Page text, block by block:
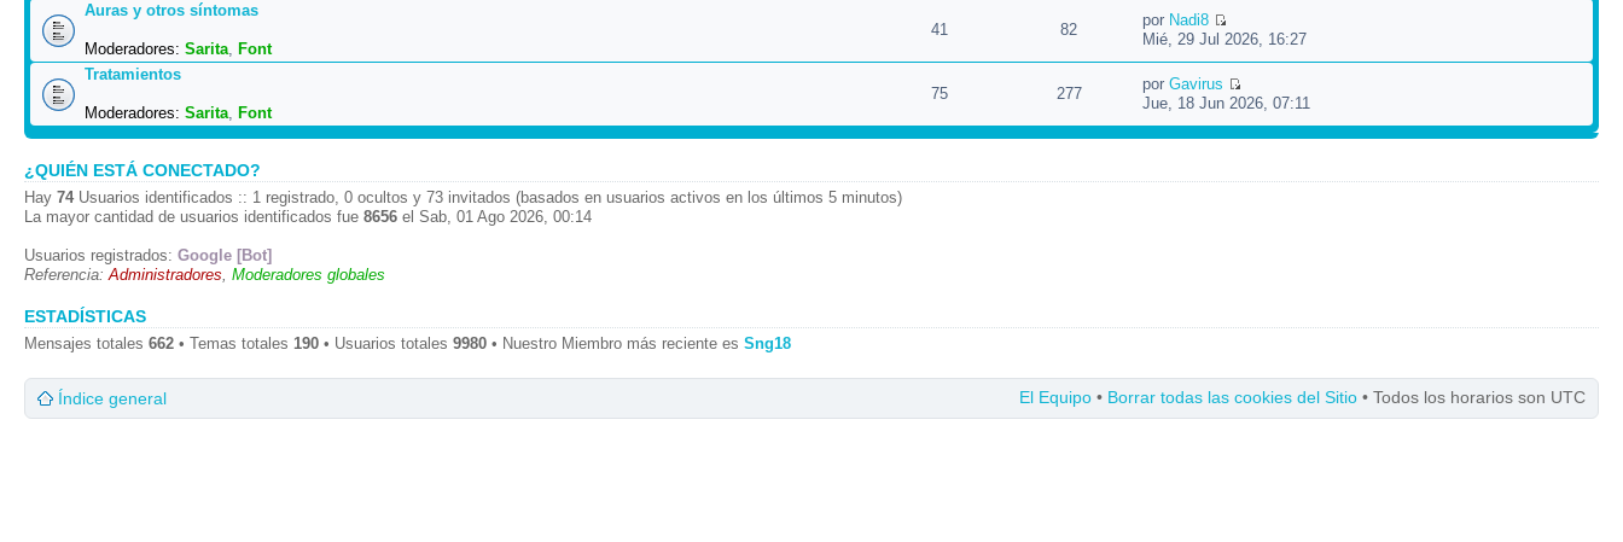
Auras y otros síntomas
Moderadores: Sarita, Font
41 82
por Nadi8
Mié, 29 Jul 2026, 16:27
Tratamientos
Moderadores: Sarita, Font
75 277
porGavirus
Jue, 18 Jun 2026, 07:11
¿QUIÉN ESTÁ CONECTADO?
Hay 74Usuarios identificados :: 1 registrado, 0 ocultos y 73 invitados (basados en usuarios activos en los últimos 5 minutos)
La mayor cantidad de usuarios identificados fue 8656 el Sab, 01 Ago 2026, 00:14
Usuarios registrados: Google [Bot]
Referencia:Administradores, Moderadores globales
ESTADÍSTICAS
Mensajes totales 662 • Temas totales 190 • Usuarios totales 9980 • Nuestro Miembro más reciente es Sng18
Índice general El Equipo • Borrar todas las cookies del Sitio • Todos los horarios son UTC